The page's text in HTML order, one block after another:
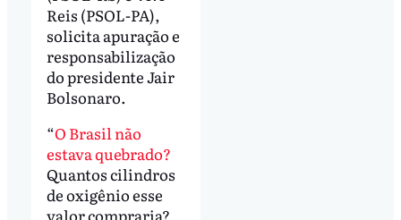
Reis (PSOL-PA),
solicita apuração e
responsabilização
do presidente Jair
Bolsonaro.
“O Brasil não
estava quebrado?
Quantos cilindros
de oxigênio esse
valor compraria?